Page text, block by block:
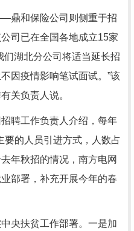
鼎和保险公司则侧重于招
司已在全国各地成立15家
们湖北分公司将适当延长招
因疫情影响笔试面试。”该
关负责人说。
聘工作负责人介绍，每年
要的人员引进方式，人数占
年秋招的情况，南方电网
部署，补充开展今年的春
央扶贫工作部署。一是加